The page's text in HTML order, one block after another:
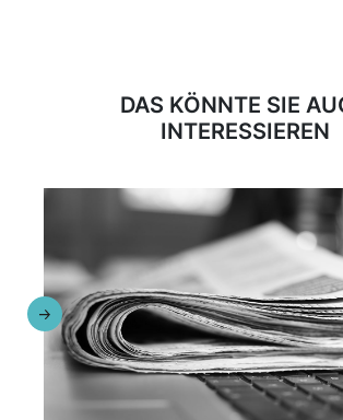
DAS KÖNNTE SIE
INTERESSIEREN